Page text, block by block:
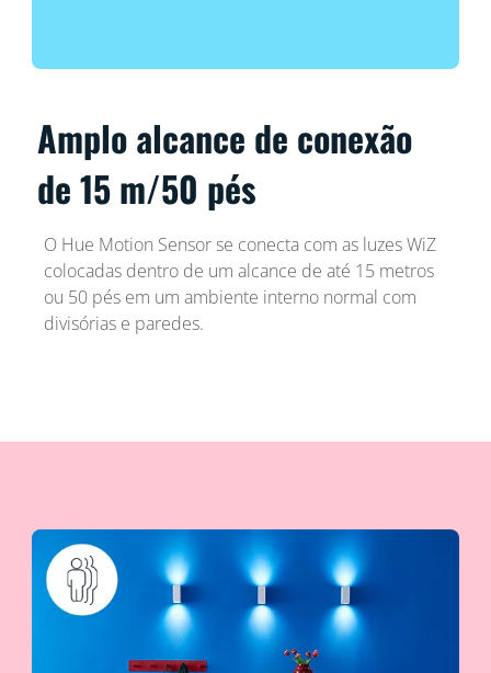
Amplo alcance de conexão
de 15 m/50 pés
O Hue Motion Sensor se conecta com as luzes WiZ
colocadas dentro de um alcance de até 15 metros
ou 50 pés em um ambiente interno normal com
divisórias e paredes.